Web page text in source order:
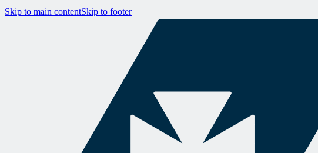
Skip to main contentSkip to footer